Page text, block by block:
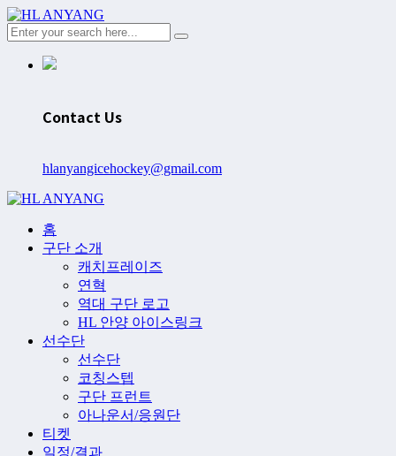
Contact Us
hlanyangicehockey@gmail.com
홈
구단 소개
캐치프레이즈
연혁
역대 구단 로고
HL 안양 아이스링크
선수단
선수단
코칭스텝
구단 프런트
아나운서/응원단
티켓
일정/결과